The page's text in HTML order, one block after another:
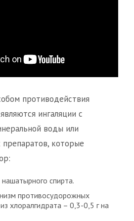
противодействия
ингаляции с
воды или
которые
спирта.
противосудорожных
хлоралгидрата – 0,3-0,5 г на